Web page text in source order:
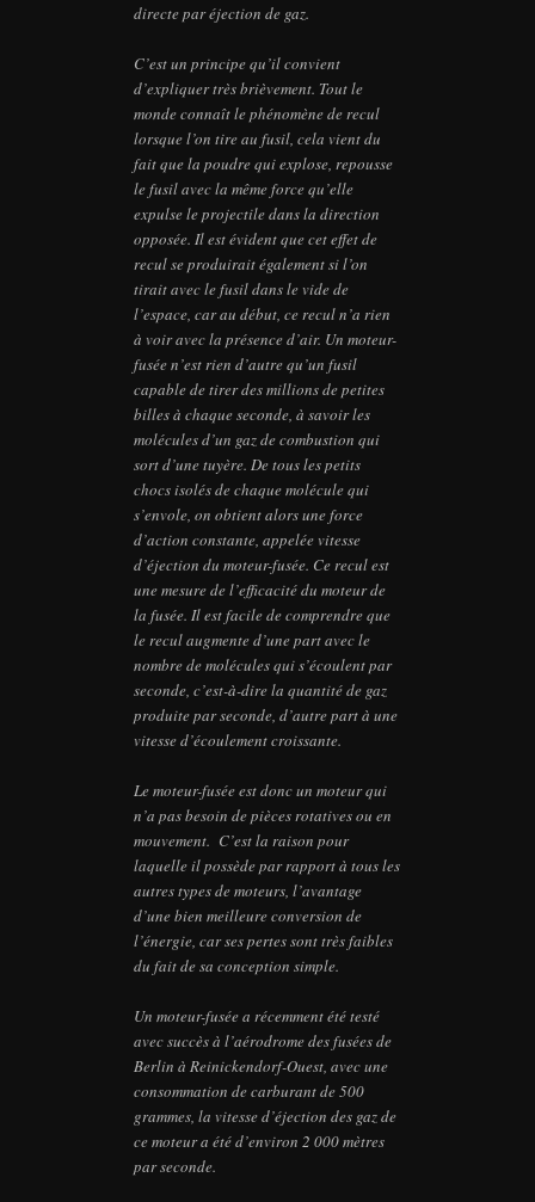
directe par éjection de gaz.
C’est un principe qu’il convient
d’expliquer très brièvement. Tout le
monde connaît le phénomène de recul
lorsque l’on tire au fusil, cela vient du
fait que la poudre qui explose, repousse
le fusil avec la même force qu’elle
expulse le projectile dans la direction
opposée. Il est évident que cet effet de
recul se produirait également si l’on
tirait avec le fusil dans le vide de
l’espace, car au début, ce recul n’a rien
à voir avec la présence d’air. Un moteur-
fusée n’est rien d’autre qu’un fusil
capable de tirer des millions de petites
billes à chaque seconde, à savoir les
molécules d’un gaz de combustion qui
sort d’une tuyère. De tous les petits
chocs isolés de chaque molécule qui
s’envole, on obtient alors une force
d’action constante, appelée vitesse
d’éjection du moteur-fusée. Ce recul est
une mesure de l’efficacité du moteur de
la fusée. Il est facile de comprendre que
le recul augmente d’une part avec le
nombre de molécules qui s’écoulent par
seconde, c’est-à-dire la quantité de gaz
produite par seconde, d’autre part à une
vitesse d’écoulement croissante.
Le moteur-fusée est donc un moteur qui
n’a pas besoin de pièces rotatives ou en
mouvement. C’est la raison pour
laquelle il possède par rapport à tous les
autres types de moteurs, l’avantage
d’une bien meilleure conversion de
l’énergie, car ses pertes sont très faibles
du fait de sa conception simple.
Un moteur-fusée a récemment été testé
avec succès à l’aérodrome des fusées de
Berlin à Reinickendorf-Ouest, avec une
consommation de carburant de 500
grammes, la vitesse d’éjection des gaz de
ce moteur a été d’environ 2 000 mètres
par seconde.